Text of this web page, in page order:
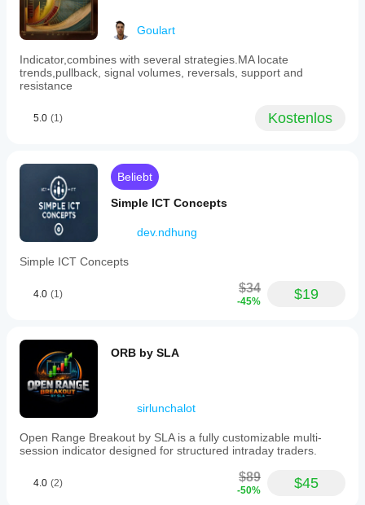
toggle
to
declutter
chart.
SmartZig
is
for
key
of
structure
(BOS),
liquidity
sweeps
grabs,
change
of
(CHOCH),
support/resistance
analysis.
It
provides
for
technical
to
read
Goulart
Indicator,combines with several strategies.MA locate
trends,pullback, signal volumes, reversals, support and
resistance
5.0 (1) Kostenlos
Beliebt
Simple ICT Concepts
dev.ndhung
Simple ICT Concepts
4.0 (1) $34
-45% $19
ORB by SLA
sirlunchalot
Open Range Breakout by SLA is a fully customizable multi-
session indicator designed for structured intraday traders.
4.0 (2) $89
-50% $45